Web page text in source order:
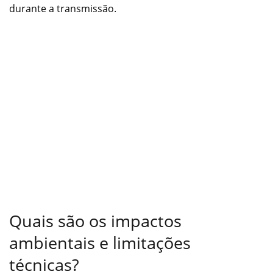
durante a transmissão.
Quais são os impactos
ambientais e limitações
técnicas?